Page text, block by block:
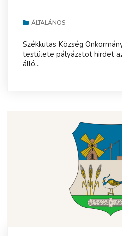
ÁLTALÁNOS
Székkutas Község
testülete pályázatot hirdet
álló...